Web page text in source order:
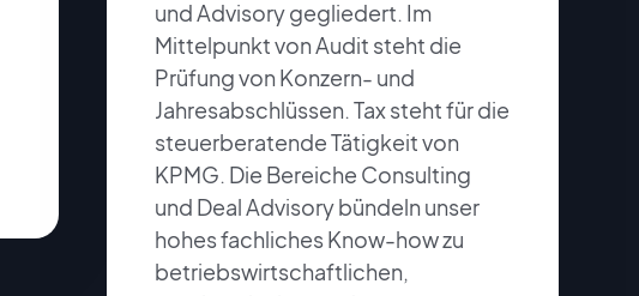
und Advisory gegliedert. Im
Mittelpunkt von Audit steht die
Prüfung von Konzern- und
Jahresabschlüssen. Tax steht für die
steuerberatende Tätigkeit von
KPMG. Die Bereiche Consulting
und Deal Advisory bündeln unser
hohes fachliches Know-how zu
betriebswirtschaftlichen,